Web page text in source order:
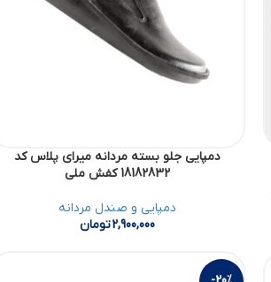
دمپایی جلو بسته مردانه میرای پلاس کد
18182832 کفش ملی
دمپایی و صندل مردانه
2,900,000تومان